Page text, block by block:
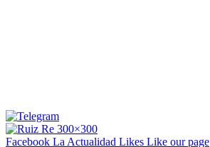
Facebook La Actualidad Likes Like our page